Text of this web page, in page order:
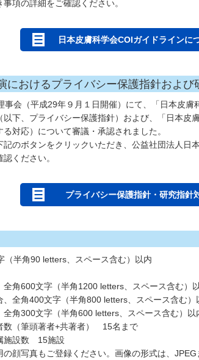
項の詳細をご確認ください。
日本皮膚科学会COIガイドラインに
におけるプライバシー保護指針および
事会（平成29年９月１日開催）にて、「日本皮膚
以下、プライバシー保護指針）および、「日本皮
対応）について審議・承認されました。
記のボタンをクリックいただき、公益社団法人日
ください。
プライバシー保護指針・研究指針
半角90 letters、スペース含む）以内
全角600文字（半角1200 letters、スペース含む）
、全角400文字（半角800 letters、スペース含む）
全角300文字（半角600 letters、スペース含む）以
数（筆頭著者+共著者） 15名まで
施設数 15施設
顔写真もご登録ください。画像の形式は、JPEG